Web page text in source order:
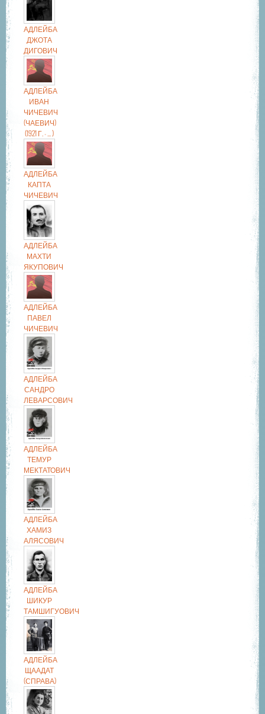
АДЛЕЙБА
ДЖОТА
ДИГОВИЧ
АДЛЕЙБА
ИВАН
ЧИЧЕВИЧ
(ЧАЕВИЧ)
(1921 Г. - ... )
АДЛЕЙБА
КАПТА
ЧИЧЕВИЧ
АДЛЕЙБА
МАХТИ
ЯКУПОВИЧ
АДЛЕЙБА
ПАВЕЛ
ЧИЧЕВИЧ
АДЛЕЙБА
САНДРО
ЛЕВАРСОВИЧ
АДЛЕЙБА
ТЕМУР
МЕКТАТОВИЧ
АДЛЕЙБА
ХАМИЗ
АЛЯСОВИЧ
АДЛЕЙБА
ШИКУР
ТАМШИГУОВИЧ
АДЛЕЙБА
ЩААДАТ
(СПРАВА)